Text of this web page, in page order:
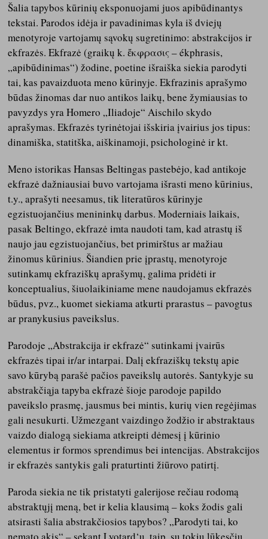
Šalia tapybos kūrinių eksponuojami juos apibūdinantys
tekstai. Parodos idėja ir pavadinimas kyla iš dviejų
menotyroje vartojamų sąvokų sugretinimo: abstrakcijos ir
ekfrazės. Ekfrazė (graikų k. ἔκφρασις – ékphrasis,
„apibūdinimas“) žodine, poetine išraiška siekia parodyti
tai, kas pavaizduota meno kūrinyje. Ekfrazinis aprašymo
būdas žinomas dar nuo antikos laikų, bene žymiausias to
pavyzdys yra Homero „Iliadoje“ Aischilo skydo
aprašymas. Ekfrazės tyrinėtojai išskiria įvairius jos tipus:
dinamiška, statitška, aiškinamoji, psichologinė ir kt.
Meno istorikas Hansas Beltingas pastebėjo, kad antikoje
ekfrazė dažniausiai buvo vartojama išrasti meno kūrinius,
t.y., aprašyti neesamus, tik literatūros kūrinyje
egzistuojančius menininkų darbus. Moderniais laikais,
pasak Beltingo, ekfrazė imta naudoti tam, kad atrastų iš
naujo jau egzistuojančius, bet primirštus ar mažiau
žinomus kūrinius. Šiandien prie įprastų, menotyroje
sutinkamų ekfraziškų aprašymų, galima pridėti ir
konceptualius, šiuolaikiniame mene naudojamus ekfrazės
būdus, pvz., kuomet siekiama atkurti prarastus – pavogtus
ar pranykusius paveikslus.
Parodoje „Abstrakcija ir ekfrazė“ sutinkami įvairūs
ekfrazės tipai ir/ar intarpai. Dalį ekfraziškų tekstų apie
savo kūrybą parašė pačios paveikslų autorės. Santykyje su
abstrakčiąja tapyba ekfrazė šioje parodoje papildo
paveikslo prasmę, jausmus bei mintis, kurių vien regėjimas
gali nesukurti. Užmezgant vaizdingo žodžio ir abstraktaus
vaizdo dialogą siekiama atkreipti dėmesį į kūrinio
elementus ir formos sprendimus bei intencijas. Abstrakcijos
ir ekfrazės santykis gali praturtinti žiūrovo patirtį.
Paroda siekia ne tik pristatyti galerijose rečiau rodomą
abstraktųjį meną, bet ir kelia klausimą – koks žodis gali
atsirasti šalia abstrakčiosios tapybos? „Parodyti tai, ko